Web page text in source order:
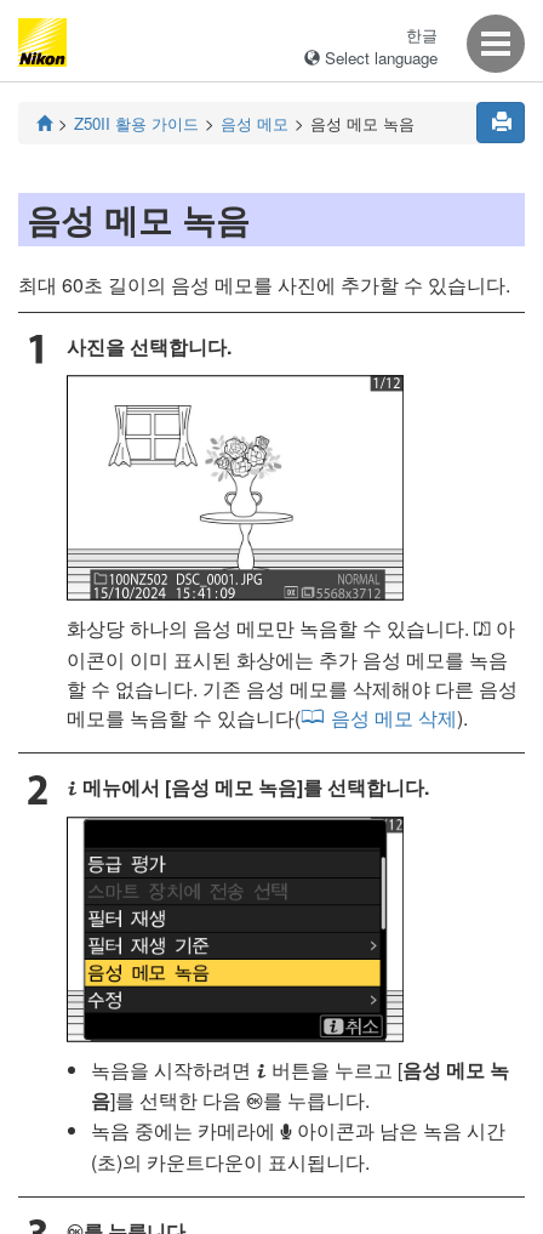
한글
Select language
Z50II 활용 가이드 음성 메모 음성 메모 녹음
음성 메모 녹음
최대 60초 길이의 음성 메모를 사진에 추가할 수 있습니다.
사진을 선택합니다.
화상당 하나의 음성 메모만 녹음할 수 있습니다. o 아
이콘이 이미 표시된 화상에는 추가 음성 메모를 녹음
할 수 없습니다. 기존 음성 메모를 삭제해야 다른 음성
메모를 녹음할 수 있습니다(
음성 메모 삭제).
i 메뉴에서 [음성 메모 녹음]를 선택합니다.
녹음을 시작하려면 i 버튼을 누르고 [음성 메모 녹
음]를 선택한 다음 J를 누릅니다.
녹음 중에는 카메라에 b 아이콘과 남은 녹음 시간
(초)의 카운트다운이 표시됩니다.